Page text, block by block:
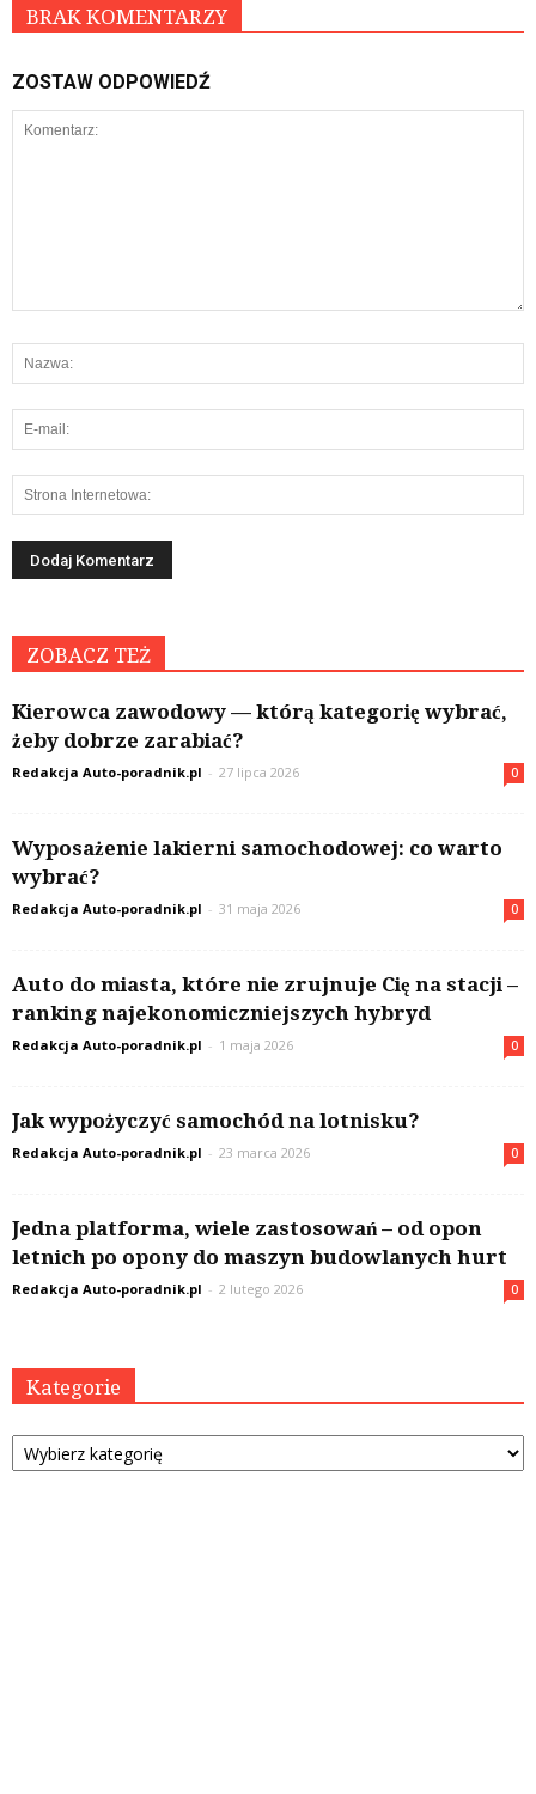
BRAK KOMENTARZY
ZOSTAW ODPOWIEDŹ
ZOBACZ TEŻ
Kierowca zawodowy — którą kategorię wybrać,
żeby dobrze zarabiać?
Redakcja Auto-poradnik.pl - 27 lipca 2026 0
Wyposażenie lakierni samochodowej: co warto
wybrać?
Redakcja Auto-poradnik.pl - 31 maja 2026 0
Auto do miasta, które nie zrujnuje Cię na stacji –
ranking najekonomiczniejszych hybryd
Redakcja Auto-poradnik.pl - 1 maja 2026 0
Jak wypożyczyć samochód na lotnisku?
Redakcja Auto-poradnik.pl - 23 marca 2026 0
Jedna platforma, wiele zastosowań – od opon
letnich po opony do maszyn budowlanych hurt
Redakcja Auto-poradnik.pl - 2 lutego 2026 0
Kategorie
Kategorie